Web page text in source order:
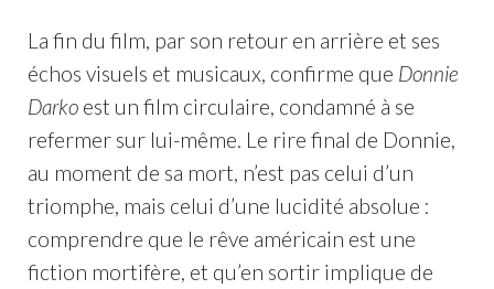
La fin du film, par son retour en arrière et ses
échos visuels et musicaux, confirme que Donnie
Darkoest un film circulaire, condamné à se
refermer sur lui-même. Le rire final de Donnie,
au moment de sa mort, n’est pas celui d’un
triomphe, mais celui d’une lucidité absolue :
comprendre que le rêve américain est une
fiction mortifère, et qu’en sortir implique de